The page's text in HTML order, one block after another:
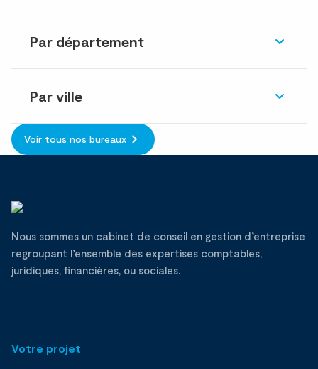
Par département
Par ville
Voir tous nos bureaux
Nous sommes un cabinet de conseil en gestion d’entreprise
regroupant l’ensemble des expertises comptables,
juridiques, financières, ou sociales.
Votre projet